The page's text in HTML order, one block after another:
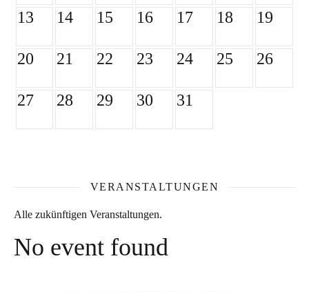
13 14 15 16 17 18 19
20 21 22 23 24 25 26
27 28 29 30 31
VERANSTALTUNGEN
Alle zukünftigen Veranstaltungen.
No event found